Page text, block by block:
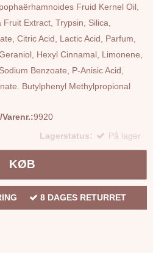
Fruid Kernel Oil,
Extract, Trypsin, Silica,
Citric Acid, Lactic Acid, Parfum,
Hexyl Cinnamal, Limonene,
Benzoate, P-Anisic Acid,
Butylphenyl Methylpropional
9920
Lagerstatus:
På lager
KØB
8 DAGES RETURRET